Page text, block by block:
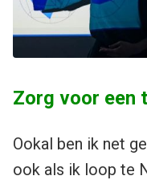
Zorg voor een
Ookal ben ik net
ook als ik loop te